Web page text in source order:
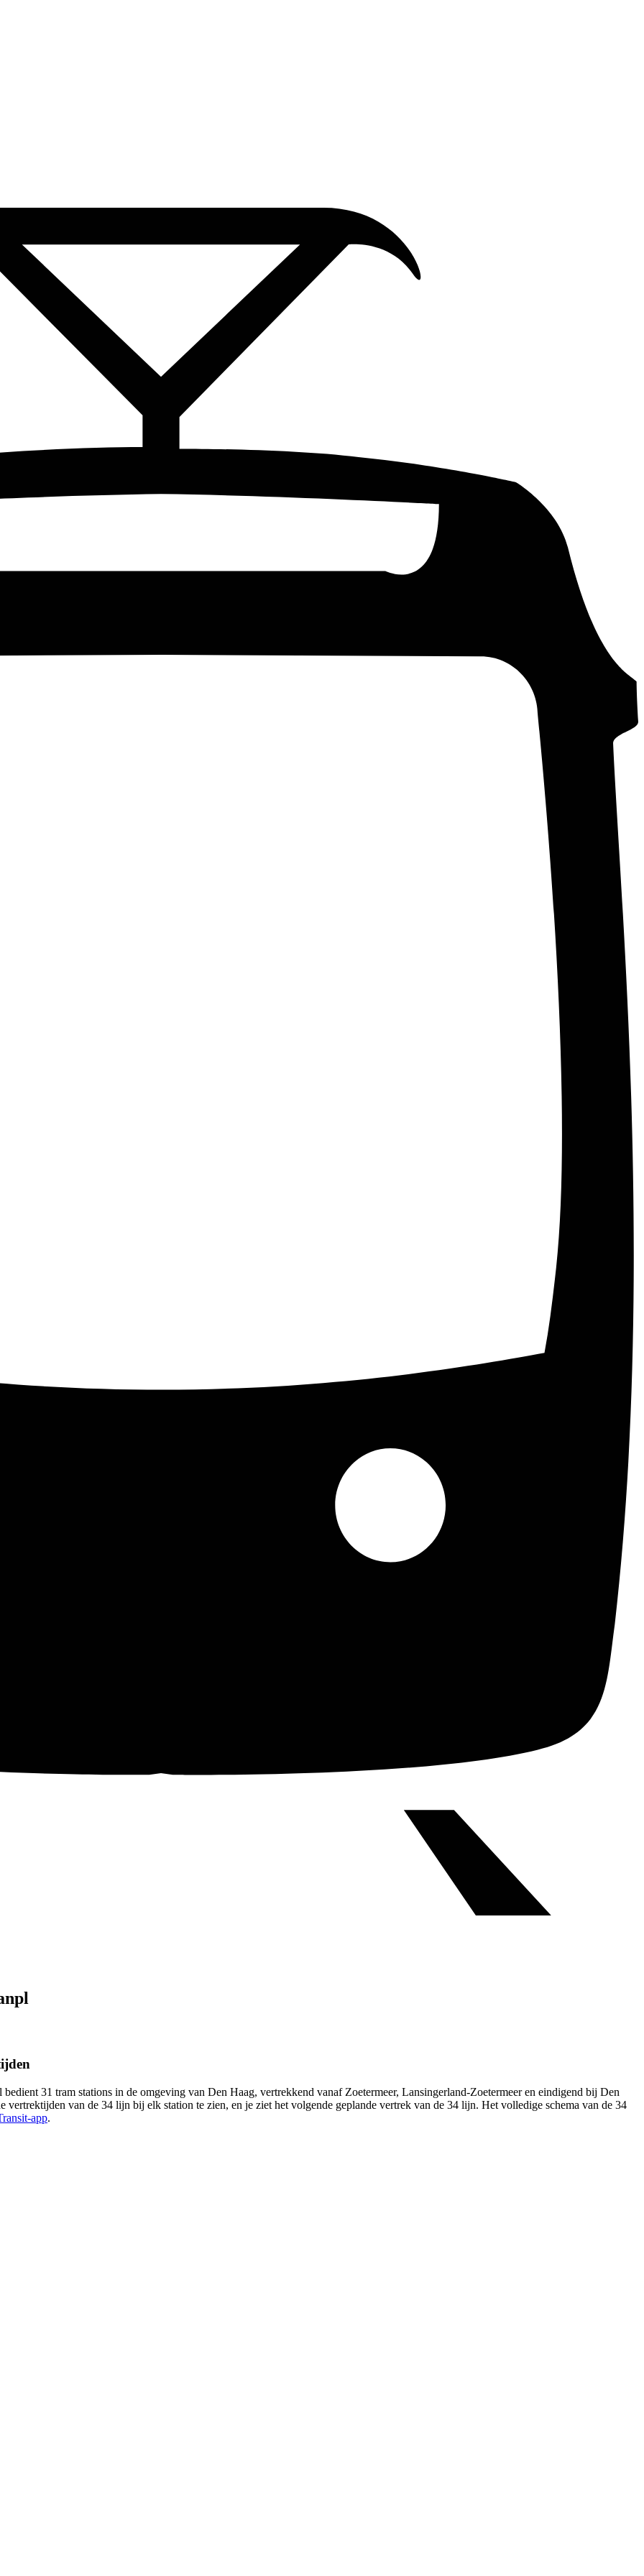
31 tram stations in de omgeving van Den Haag, vertrekkend vanaf Zoetermeer, Lansingerland-Zoetermeer en eindigend bij Den
van de 34 lijn bij elk station te zien, en je ziet het volgende geplande vertrek van de 34 lijn. Het volledige schema van de 34
app.